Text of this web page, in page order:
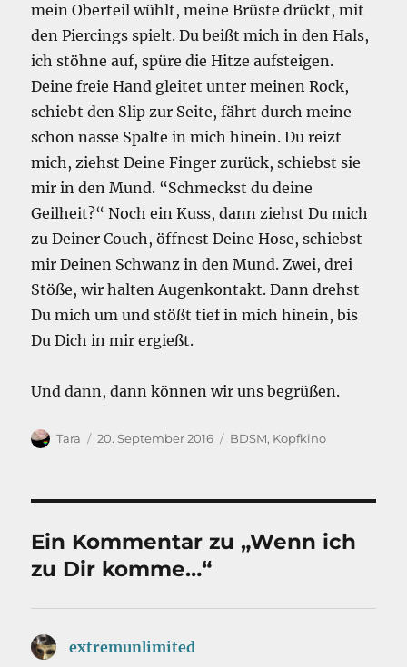
mein Oberteil wühlt, meine Brüste drückt, mit
den Piercings spielt. Du beißt mich in den Hals,
ich stöhne auf, spüre die Hitze aufsteigen.
Deine freie Hand gleitet unter meinen Rock,
schiebt den Slip zur Seite, fährt durch meine
schon nasse Spalte in mich hinein. Du reizt
mich, ziehst Deine Finger zurück, schiebst sie
mir in den Mund. “Schmeckst du deine
Geilheit?“ Noch ein Kuss, dann ziehst Du mich
zu Deiner Couch, öffnest Deine Hose, schiebst
mir Deinen Schwanz in den Mund. Zwei, drei
Stöße, wir halten Augenkontakt. Dann drehst
Du mich um und stößt tief in mich hinein, bis
Du Dich in mir ergießt.
Und dann, dann können wir uns begrüßen.
Autor
Tara
Veröffentlicht
20. September 2016 Kategorien
BDSM, Kopfkino
Ein Kommentar zu „Wenn ich
zu Dir komme…“
extremunlimited